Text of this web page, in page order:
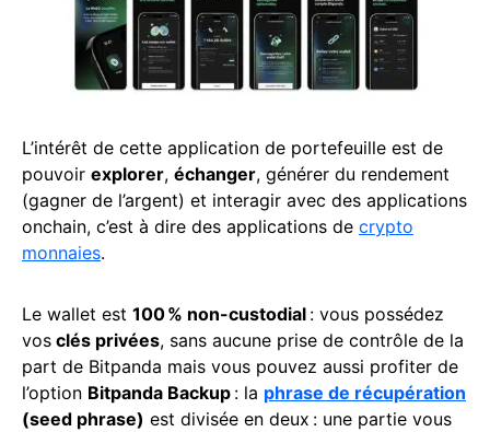
L’intérêt de cette application de portefeuille est de
pouvoir explorer, échanger, générer du rendement
(gagner de l’argent) et interagir avec des applications
onchain, c’est à dire des applications de crypto
monnaies.
Le wallet est 100 % non-custodial : vous possédez
vos clés privées, sans aucune prise de contrôle de la
part de Bitpanda mais vous pouvez aussi profiter de
l’option Bitpanda Backup : la phrase de récupération
(seed phrase) est divisée en deux : une partie vous